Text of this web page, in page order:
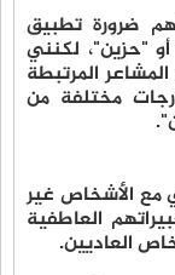
ضرورة تطبيق
"حزين"، لكنني
المرتبطة
مختلفة من
مع الأشخاص غير
العاطفية
العاديين.